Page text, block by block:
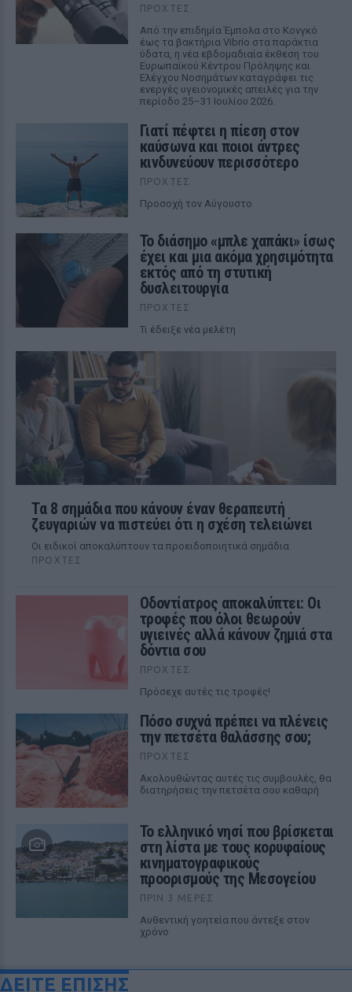
ΠΡΟΧΤΈΣ
Από την επιδημία Έμπολα στο Κονγκό
έως τα βακτήρια Vibrio στα παράκτια
ύδατα, η νέα εβδομαδιαία έκθεση του
Ευρωπαϊκού Κέντρου Πρόληψης και
Ελέγχου Νοσημάτων καταγράφει τις
ενεργές υγειονομικές απειλές για την
περίοδο 25–31 Ιουλίου 2026.
Γιατί πέφτει η πίεση στον
καύσωνα και ποιοι άντρες
κινδυνεύουν περισσότερο
ΠΡΟΧΤΈΣ
Προσοχή τον Αύγουστο
Το διάσημο «μπλε χαπάκι» ίσως
έχει και μια ακόμα χρησιμότητα
εκτός από τη στυτική
δυσλειτουργία
ΠΡΟΧΤΈΣ
Τι έδειξε νέα μελέτη
Τα 8 σημάδια που κάνουν έναν θεραπευτή
ζευγαριών να πιστεύει ότι η σχέση τελειώνει
Οι ειδικοί αποκαλύπτουν τα προειδοποιητικά σημάδια
ΠΡΟΧΤΈΣ
Οδοντίατρος αποκαλύπτει: Οι
τροφές που όλοι θεωρούν
υγιεινές αλλά κάνουν ζημιά στα
δόντια σου
ΠΡΟΧΤΈΣ
Πρόσεχε αυτές τις τροφές!
Πόσο συχνά πρέπει να πλένεις
την πετσέτα θαλάσσης σου;
ΠΡΟΧΤΈΣ
Ακολουθώντας αυτές τις συμβουλές, θα
διατηρήσεις την πετσέτα σου καθαρή
Το ελληνικό νησί που βρίσκεται
στη λίστα με τους κορυφαίους
κινηματογραφικούς
προορισμούς της Μεσογείου
ΠΡΙΝ 3 ΜΈΡΕΣ
Αυθεντική γοητεία που άντεξε στον
χρόνο
ΔΕΙΤΕ ΕΠΙΣΗΣ